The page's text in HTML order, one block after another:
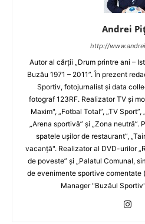
Andrei
http://
Autor al cărţii „Drum printre ani –
Buzău 1971 – 2011”. În prezent
Sportiv, fotojurnalist şi data
fotograf 123RF. Realizator TV şi
Maxim", „Fotbal Total”, „TV Sport”,
„Arena sportivă” şi „Zona neutră”.
spatele uşilor de restaurant”,
vacanţă". Realizator al DVD-urilor
de poveste” şi „Palatul Comunal,
de evenimente sportive comentate
Manager "Buzăul